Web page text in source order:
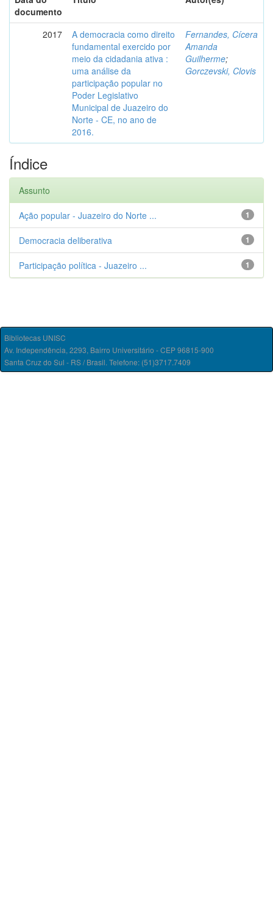
documento
2017
A democracia como direito
fundamental exercido por
meio da cidadania ativa :
uma análise da
participação popular no
Poder Legislativo
Municipal de Juazeiro do
Norte - CE, no ano de
2016.
Fernandes, Cícera
Amanda
Guilherme;
Gorczevski, Clovis
Índice
Assunto
1
Ação popular - Juazeiro do Norte ...
1
Democracia deliberativa
1
Participação política - Juazeiro ...
Bibliotecas UNISC
Av. Independência, 2293, Bairro Universitário - CEP 96815-900
Santa Cruz do Sul - RS / Brasil. Telefone: (51)3717.7409